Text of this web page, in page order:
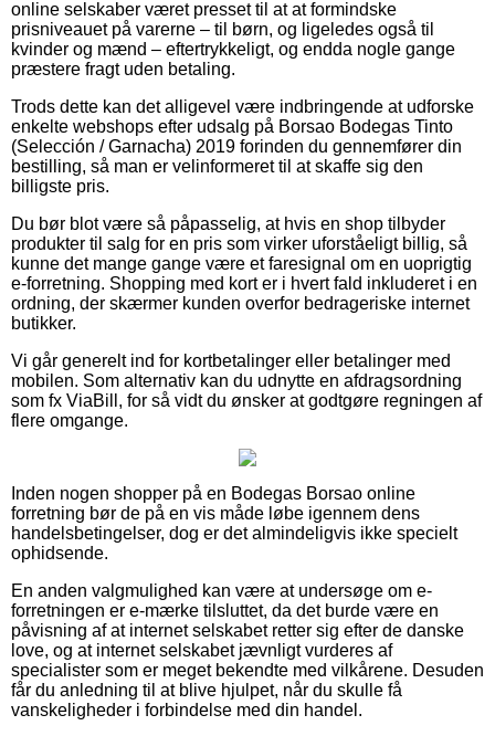
online selskaber været presset til at at formindske
prisniveauet på varerne – til børn, og ligeledes også til
kvinder og mænd – eftertrykkeligt, og endda nogle gange
præstere fragt uden betaling.
Trods dette kan det alligevel være indbringende at udforske
enkelte webshops efter udsalg på Borsao Bodegas Tinto
(Selección / Garnacha) 2019 forinden du gennemfører din
bestilling, så man er velinformeret til at skaffe sig den
billigste pris.
Du bør blot være så påpasselig, at hvis en shop tilbyder
produkter til salg for en pris som virker uforståeligt billig, så
kunne det mange gange være et faresignal om en uoprigtig
e-forretning. Shopping med kort er i hvert fald inkluderet i en
ordning, der skærmer kunden overfor bedrageriske internet
butikker.
Vi går generelt ind for kortbetalinger eller betalinger med
mobilen. Som alternativ kan du udnytte en afdragsordning
som fx ViaBill, for så vidt du ønsker at godtgøre regningen af
flere omgange.
Inden nogen shopper på en Bodegas Borsao online
forretning bør de på en vis måde løbe igennem dens
handelsbetingelser, dog er det almindeligvis ikke specielt
ophidsende.
En anden valgmulighed kan være at undersøge om e-
forretningen er e-mærke tilsluttet, da det burde være en
påvisning af at internet selskabet retter sig efter de danske
love, og at internet selskabet jævnligt vurderes af
specialister som er meget bekendte med vilkårene. Desuden
får du anledning til at blive hjulpet, når du skulle få
vanskeligheder i forbindelse med din handel.